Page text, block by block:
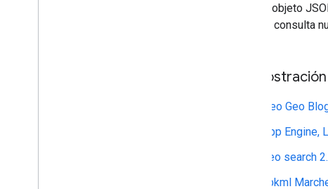
pasa al objeto
Google, consulta